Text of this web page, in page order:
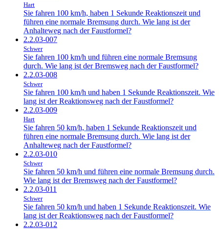
Hart
Sie fahren 100 km/h, haben 1 Sekunde Reaktionszeit und
führen eine normale Bremsung durch. Wie lang ist der
Anhalteweg nach der Faustformel?
2.2.03-007
Schwer
Sie fahren 100 km/h und führen eine normale Bremsung
durch. Wie lang ist der Bremsweg nach der Faustformel?
2.2.03-008
Schwer
Sie fahren 100 km/h und haben 1 Sekunde Reaktionszeit. Wie
lang ist der Reaktionsweg nach der Faustformel?
2.2.03-009
Hart
Sie fahren 50 km/h, haben 1 Sekunde Reaktionszeit und
führen eine normale Bremsung durch. Wie lang ist der
Anhalteweg nach der Faustformel?
2.2.03-010
Schwer
Sie fahren 50 km/h und führen eine normale Bremsung durch.
Wie lang ist der Bremsweg nach der Faustformel?
2.2.03-011
Schwer
Sie fahren 50 km/h und haben 1 Sekunde Reaktionszeit. Wie
lang ist der Reaktionsweg nach der Faustformel?
2.2.03-012